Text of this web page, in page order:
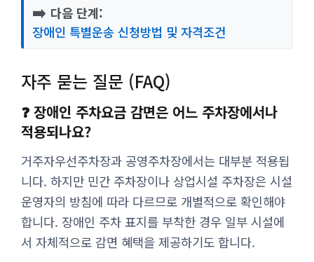
➡️ 다음 단계:
장애인 특별운송 신청방법 및 자격조건
자주 묻는 질문 (FAQ)
❓ 장애인 주차요금 감면은 어느 주차장에서나
적용되나요?
거주자우선주차장과 공영주차장에서는 대부분 적용됩
니다. 하지만 민간 주차장이나 상업시설 주차장은 시설
운영자의 방침에 따라 다르므로 개별적으로 확인해야
합니다. 장애인 주차 표지를 부착한 경우 일부 시설에
서 자체적으로 감면 혜택을 제공하기도 합니다.